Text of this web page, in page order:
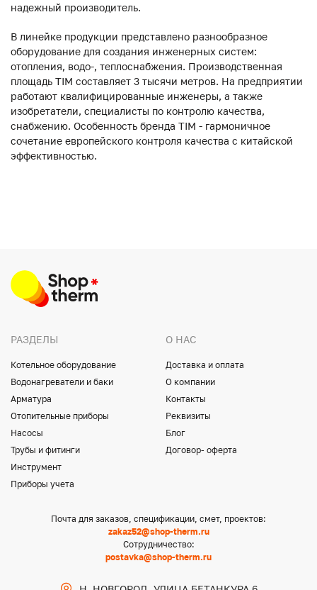
надежный производитель.
В линейке продукции представлено разнообразное
оборудование для создания инженерных систем:
отопления, водо-, теплоснабжения. Производственная
площадь TIM составляет 3 тысячи метров. На предприятии
работают квалифицированные инженеры, а также
изобретатели, специалисты по контролю качества,
снабжению. Особенность бренда TIM - гармоничное
сочетание европейского контроля качества с китайской
эффективностью.
РАЗДЕЛЫ
Котельное оборудование
Водонагреватели и баки
Арматура
Отопительные приборы
Насосы
Трубы и фитинги
Инструмент
Приборы учета
О НАС
Доставка и оплата
О компании
Контакты
Реквизиты
Блог
Договор- оферта
Почта для заказов, спецификации, смет, проектов:
zakaz52@shop-therm.ru
Сотрудничество:
postavka@shop-therm.ru